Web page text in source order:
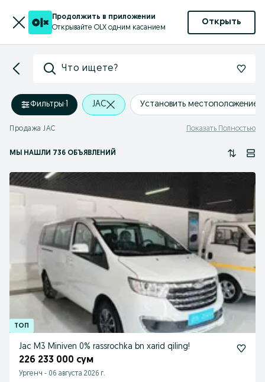
Продолжить в приложении
Открывайте OLX одним касанием
Открыть
Что ищете?
Фильтры·1 JAC Установить местоположение
Продажа JAC Показать Полностью
МЫ НАШЛИ 736 ОБЪЯВЛЕНИЙ
Jac M3 Miniven 0% rassrochka bn xarid qiling!
226 233 000 сум
Ургенч - 06 августа 2026 г.